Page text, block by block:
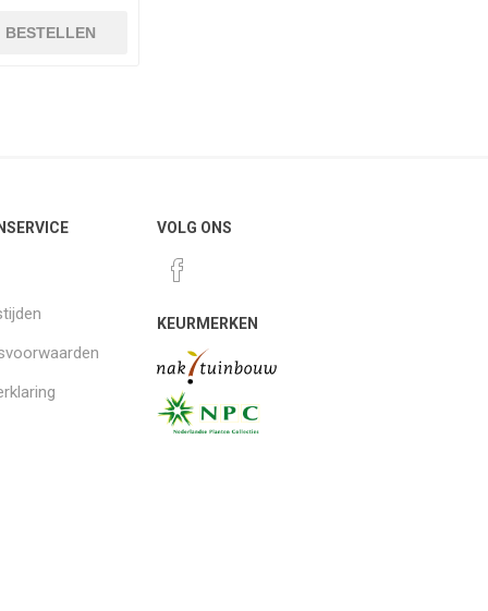
BESTELLEN
VOLG ONS
KEURMERKEN